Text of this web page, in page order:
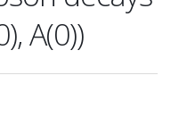
A(0))